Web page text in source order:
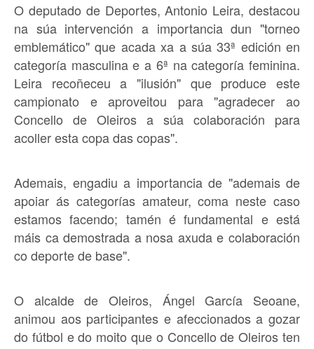
O deputado de Deportes, Antonio Leira, destacou
na súa intervención a importancia dun "torneo
emblemático" que acada xa a súa 33ª edición en
categoría masculina e a 6ª na categoría feminina.
Leira recoñeceu a "ilusión" que produce este
campionato e aproveitou para "agradecer ao
Concello de Oleiros a súa colaboración para
acoller esta copa das copas".
Ademais, engadiu a importancia de "ademais de
apoiar ás categorías amateur, coma neste caso
estamos facendo; tamén é fundamental e está
máis ca demostrada a nosa axuda e colaboración
co deporte de base".
O alcalde de Oleiros, Ángel García Seoane,
animou aos participantes e afeccionados a gozar
do fútbol e do moito que o Concello de Oleiros ten